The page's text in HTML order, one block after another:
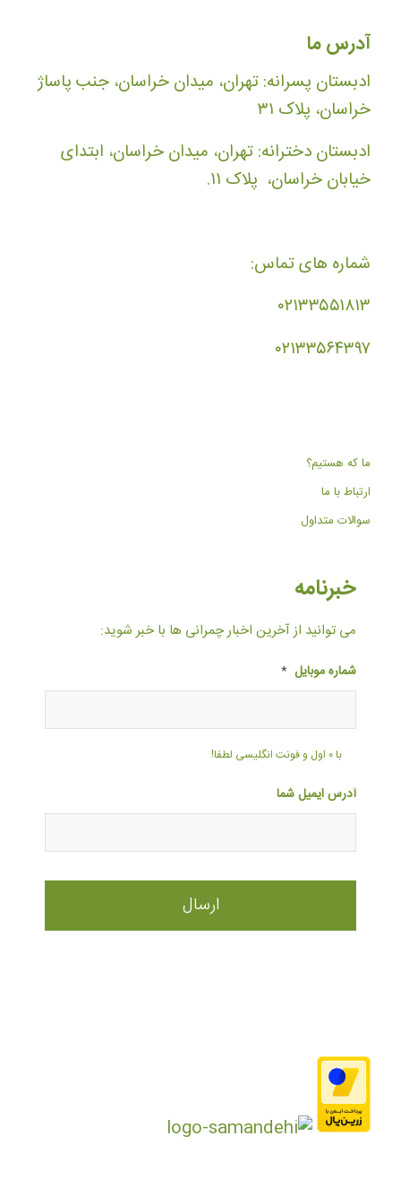
آدرس ما
ادبستان پسرانه: تهران، میدان خراسان، جنب پاساژ
خراسان، پلاک ۳۱
ادبستان دخترانه: تهران، میدان خراسان، ابتدای
خیابان خراسان، پلاک ۱۱.
شماره های تماس:
۰۲۱۳۳۵۵۱۸۱۳
۰۲۱۳۳۵۶۴۳۹۷
ما که هستیم؟
ارتباط با ما
سوالات متداول
خبرنامه
می توانید از آخرین اخبار چمرانی ها با خبر شوید:
شماره موبایل *
با ۰ اول و فونت انگلیسی لطفا!
آدرس ایمیل شما